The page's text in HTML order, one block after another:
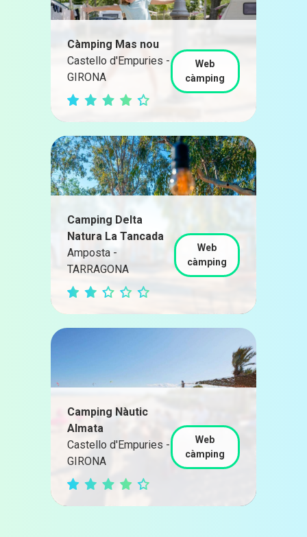
Càmping Mas nou
Castello d'Empuries -
GIRONA
Web
càmping
Camping Delta
Natura La Tancada
Amposta -
TARRAGONA
Web
càmping
Camping Nàutic
Almata
Castello d'Empuries -
GIRONA
Web
càmping